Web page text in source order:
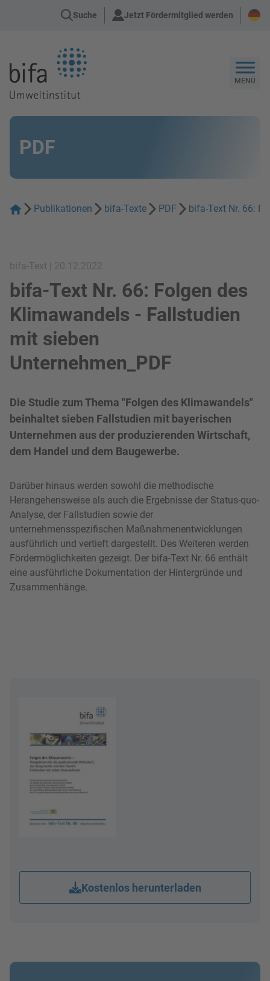
Suche Jetzt Fördermitglied werden
MENÜ
PDF
Publikationen bifa-Texte PDF bifa-Text Nr. 66:
bifa-Text | 20.12.2022
bifa-Text Nr. 66: Folgen des
Klimawandels - Fallstudien
mit sieben
Unternehmen_PDF
Die Studie zum Thema "Folgen des Klimawandels"
beinhaltet sieben Fallstudien mit bayerischen
Unternehmen aus der produzierenden Wirtschaft,
dem Handel und dem Baugewerbe.
Darüber hinaus werden sowohl die methodische
Herangehensweise als auch die Ergebnisse der Status-quo-
Analyse, der Fallstudien sowie der
unternehmensspezifischen Maßnahmenentwicklungen
ausführlich und vertieft dargestellt. Des Weiteren werden
Fördermöglichkeiten gezeigt. Der bifa-Text Nr. 66 enthält
eine ausführliche Dokumentation der Hintergründe und
Zusammenhänge.
Kostenlos herunterladen